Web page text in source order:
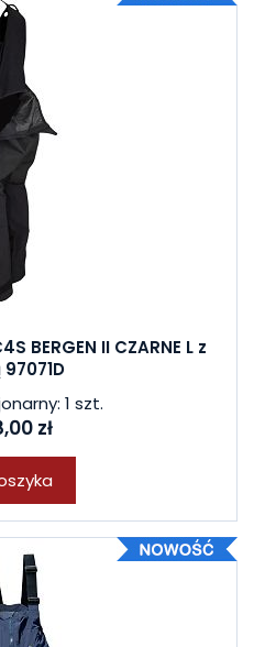
BERGEN II CZARNE L z
1 szt.
zł